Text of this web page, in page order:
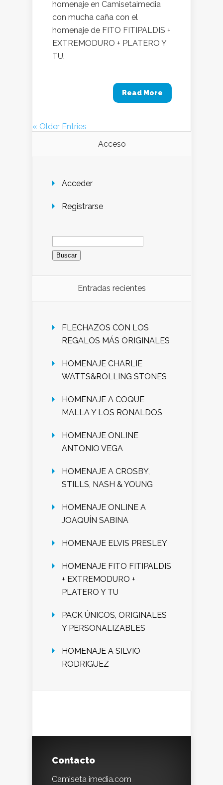
homenaje en Camisetaimedia
con mucha caña con el
homenaje de FITO FITIPALDIS +
EXTREMODURO + PLATERO Y
TU.
Read More
« Older Entries
Acceso
Acceder
Registrarse
Buscar:
Entradas recientes
FLECHAZOS CON LOS
REGALOS MÁS ORIGINALES
HOMENAJE CHARLIE
WATTS&ROLLING STONES
HOMENAJE A COQUE
MALLA Y LOS RONALDOS
HOMENAJE ONLINE
ANTONIO VEGA
HOMENAJE A CROSBY,
STILLS, NASH & YOUNG
HOMENAJE ONLINE A
JOAQUÍN SABINA
HOMENAJE ELVIS PRESLEY
HOMENAJE FITO FITIPALDIS
+ EXTREMODURO +
PLATERO Y TU
PACK ÚNICOS, ORIGINALES
Y PERSONALIZABLES
HOMENAJE A SILVIO
RODRIGUEZ
Contacto
Camiseta imedia.com